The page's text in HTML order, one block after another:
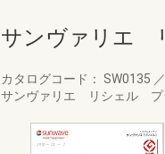
サンヴァリエ
カタログコード： SW0135 ／
サンヴァリエ リシェル プ